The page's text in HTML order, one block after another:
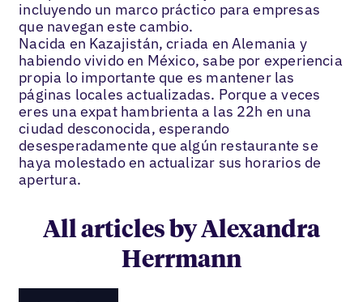
incluyendo un marco práctico para empresas
que navegan este cambio.
Nacida en Kazajistán, criada en Alemania y
habiendo vivido en México, sabe por experiencia
propia lo importante que es mantener las
páginas locales actualizadas. Porque a veces
eres una expat hambrienta a las 22h en una
ciudad desconocida, esperando
desesperadamente que algún restaurante se
haya molestado en actualizar sus horarios de
apertura.
All articles by Alexandra
Herrmann